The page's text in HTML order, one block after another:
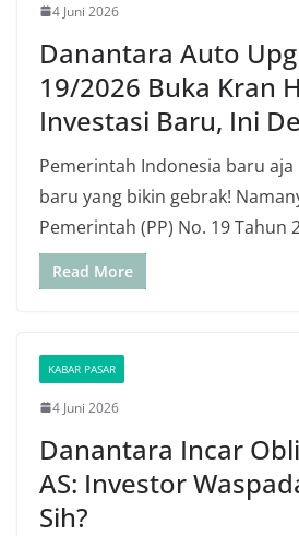
4 Juni 2026
Danantara Auto
19/2026 Buka Kran
Investasi Baru, Ini
Pemerintah Indonesia baru
baru yang bikin gebrak!
Pemerintah (PP) No. 19 Tahun
Read More
KABAR PASAR
4 Juni 2026
Danantara Incar
AS: Investor
Sih?